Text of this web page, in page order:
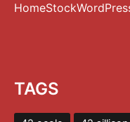
HomeStock
TAGS